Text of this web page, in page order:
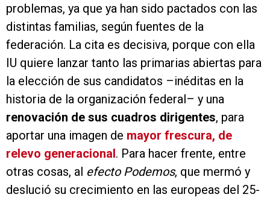
problemas, ya que ya han sido pactados con las
distintas familias, según fuentes de la
federación. La cita es decisiva, porque con ella
IU quiere lanzar tanto las primarias abiertas para
la elección de sus candidatos –inéditas en la
historia de la organización federal– y una
renovación de sus cuadros dirigentes, para
aportar una imagen de mayor frescura, de
relevo generacional. Para hacer frente, entre
otras cosas, al efecto Podemos, que mermó y
deslució su crecimiento en las europeas del 25-